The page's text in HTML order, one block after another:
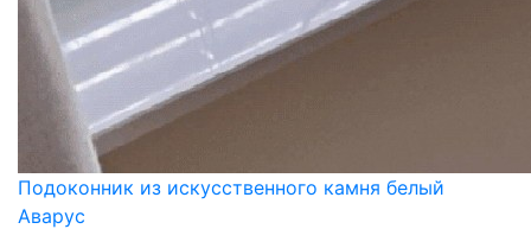
Подоконник из искусственного камня белый
Аварус